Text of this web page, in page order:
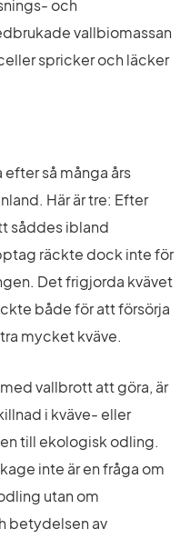
och
vallbiomassan
spricker och läcker
så många års
Här är tre: Efter
såddes ibland
räckte dock inte för
Det frigjorda kvävet
både för att försörja
mycket kväve.
vallbrott att göra, är
i kväve- eller
till ekologisk odling.
inte är en fråga om
utan om
betydelsen av